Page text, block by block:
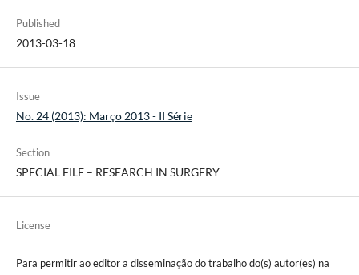
Published
2013-03-18
Issue
No. 24 (2013): Março 2013 - II Série
Section
SPECIAL FILE – RESEARCH IN SURGERY
License
Para permitir ao editor a disseminação do trabalho do(s) autor(es) na